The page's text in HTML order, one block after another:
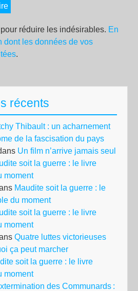
réduire les indésirables. En
dont les données de vos
.
récents
Thibault : un acharnement
de la fascisation du pays
Un film n’arrive jamais seul
soit la guerre : le livre
moment
Maudite soit la guerre : le
du moment
soit la guerre : le livre
moment
Quatre luttes victorieuses
ça peut marcher
soit la guerre : le livre
moment
des Communards :